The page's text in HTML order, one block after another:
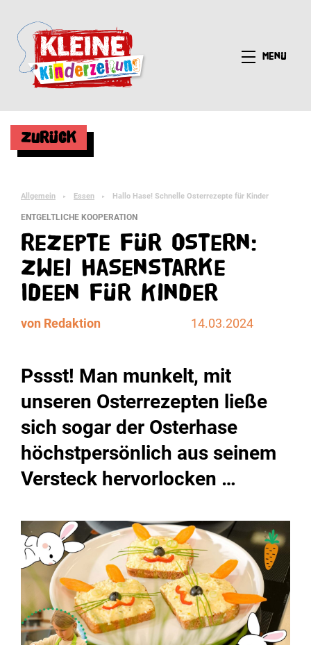
Menü
Zurück
Allgemein ► Essen ► Hallo Hase! Schnelle Osterrezepte für Kinder
ENTGELTLICHE KOOPERATION
Rezepte für Ostern:
Zwei hasenstarke
Ideen für Kinder
von Redaktion 14.03.2024
Pssst! Man munkelt, mit
unseren Osterrezepten ließe
sich sogar der Osterhase
höchstpersönlich aus seinem
Versteck hervorlocken …